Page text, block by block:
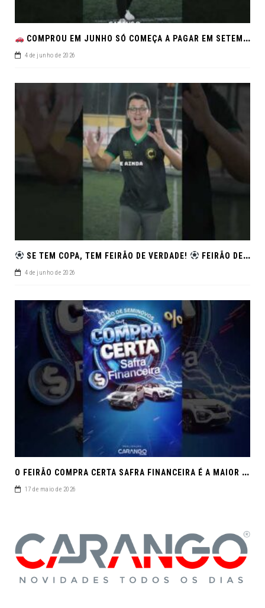
COMPROU EM JUNHO SÓ COMEÇA A PAGAR EM SETEMBRO!NO FEIRÃO DE VERDADE EM ARACJU
4 de junho de 2026
SE TEM COPA, TEM FEIRÃO DE VERDADE! FEIRÃO DE SEMINOVOS EM ALTA – ARACAJU
4 de junho de 2026
O
FEIRÃO COMPRA CERTA SAFRA FINANCEIRA É A MAIOR REUNIÃO DE SEMINOVOS DE MACEIÓ EM 2026.
17 de maio de 2026